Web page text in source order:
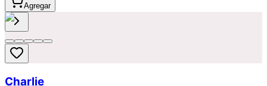
Agregar
Charlie